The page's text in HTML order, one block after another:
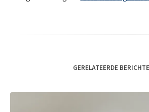
GERELATEERDE